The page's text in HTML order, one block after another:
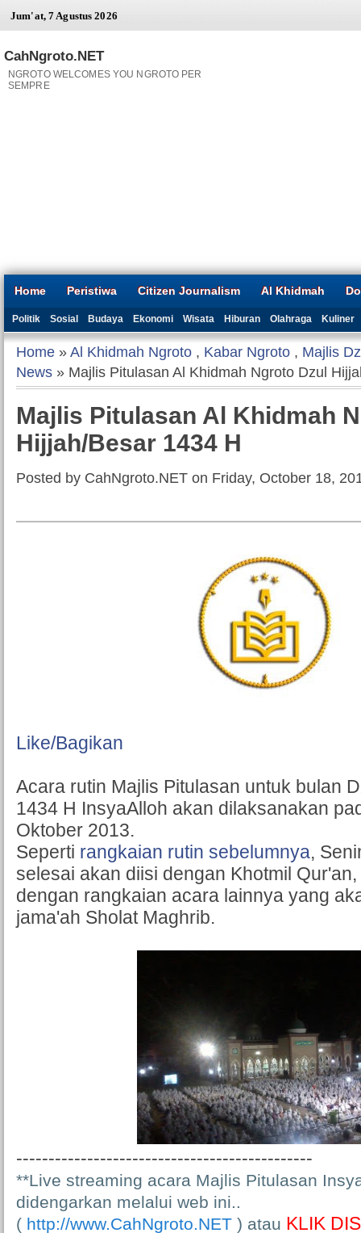
Jum'at, 7 Agustus 2026
CahNgroto.NET
NGROTO WELCOMES YOU NGROTO PER
SEMPRE
Home Peristiwa Citizen Journalism Al Khidmah
Politik Sosial Budaya Ekonomi Wisata Hiburan Olahraga Kuliner
Home »Al Khidmah Ngroto , Kabar Ngroto , Majlis
News » Majlis Pitulasan Al Khidmah Ngroto Dzul
Majlis Pitulasan Al Khidmah
Hijjah/Besar 1434 H
Posted by CahNgroto.NET on Friday, October 18,
Like/Bagikan
Acara rutin Majlis Pitulasan untuk bulan
1434 H InsyaAlloh akan dilaksanakan
Oktober 2013.
Seperti rangkaian rutin sebelumnya,
selesai akan diisi dengan Khotmil
dengan rangkaian acara lainnya yang
jama'ah Sholat Maghrib.
----------------------------------------------
**Live streaming acara Majlis Pitulasan
didengarkan melalui web ini..
( http://www.CahNgroto.NET ) atau KLIK